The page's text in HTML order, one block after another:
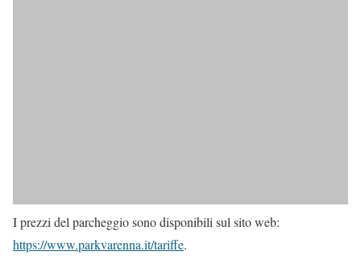
I prezzi del parcheggio sono disponibili sul sito web:
https://www.parkvarenna.it/tariffe.